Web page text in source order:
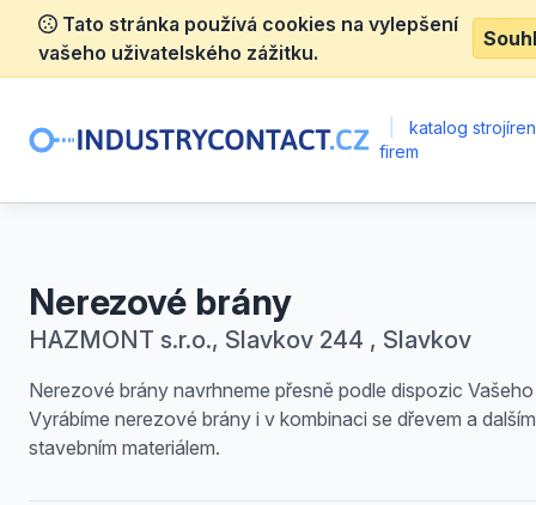
Tato stránka používá cookies na vylepšení
vašeho uživatelského zážitku.
katalog
firem
Nerezové brány
HAZMONT s.r.o., Slavkov 244 , Slavkov
Nerezové brány navrhneme přesně podle dispozic
Vyrábíme nerezové brány i v kombinaci se dřevem a dalším
stavebním materiálem.